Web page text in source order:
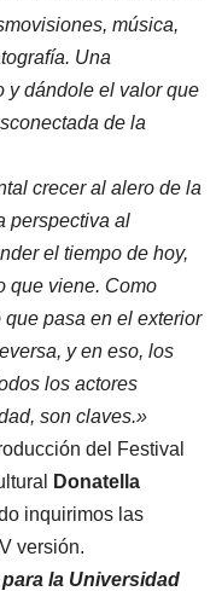
música,
Una
y dándole el valor que
de la
crecer al alero de la
perspectiva al
el tiempo de hoy,
que viene. Como
pasa en el exterior
y en eso, los
los actores
son claves.»
del Festival
Donatella
inquirimos las
versión.
la Universidad